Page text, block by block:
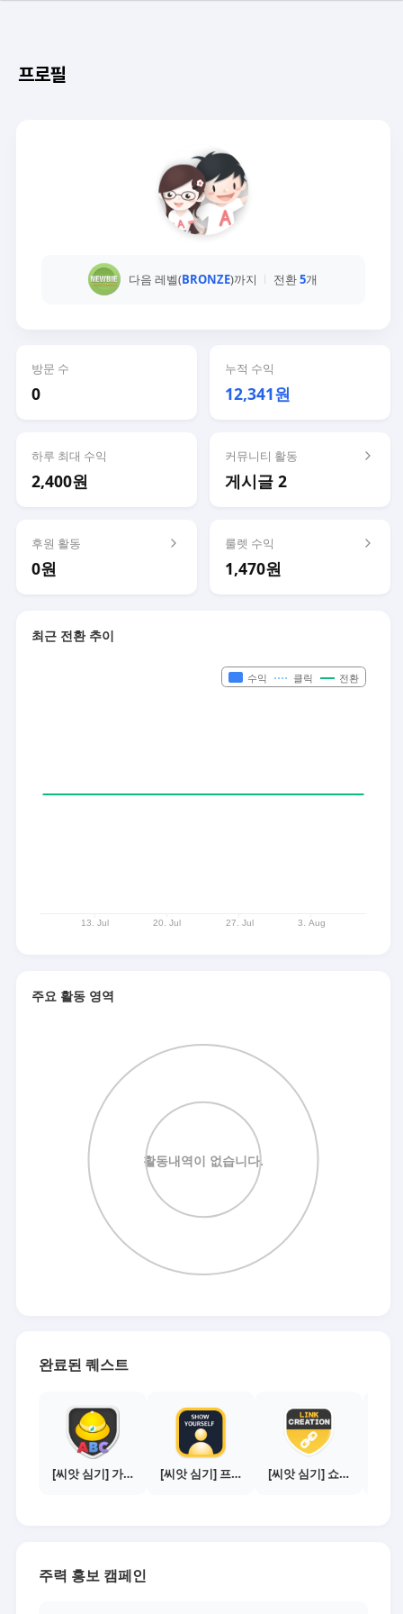
프로필
다음 레벨(BRONZE)까지 전환5개
방문 수
0
누적 수익
12,341원
하루 최대 수익
2,400원
커뮤니티 활동
게시글 2
후원 활동
0원
룰렛 수익
1,470원
최근 전환 추이
주요 활동 영역
완료된 퀘스트
[씨앗 심기] 가이드보기 - 매체별 활동 가이드 [씨앗 심기] 프로필 사진 등록하기 [씨앗 심기] 쇼핑몰 링크 발급하기 - 제휴몰 10곳
주력 홍보 캠페인